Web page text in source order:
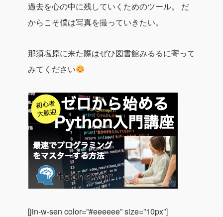
過去を心の中に残していくためのツール。
だ
からこそ僕は写真を撮っていきたい。
那須塩原に来た際はぜひ図書館みるるに寄って
みてください
[jin-w-sen color=”#eeeeee” size=”10px”]